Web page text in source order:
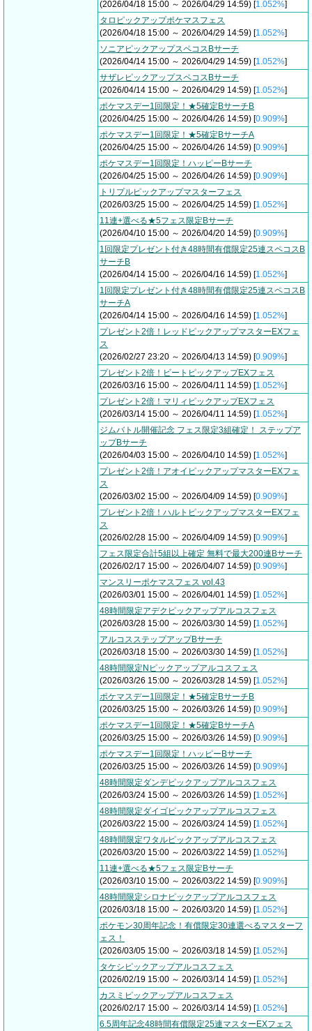
(2026/04/18 15:00 ～ 2026/04/29 14:59) [1.052%]
タロピックアップポケマスフェス
(2026/04/18 15:00 ～ 2026/04/29 14:59) [1.052%]
ソニアピックアップスペコスBサーチ
(2026/04/14 15:00 ～ 2026/04/29 14:59) [1.052%]
サザレピックアップスペコスBサーチ
(2026/04/14 15:00 ～ 2026/04/29 14:59) [1.052%]
ポケマスデー1回限定！★5確定BサーチB
(2026/04/25 15:00 ～ 2026/04/26 14:59) [0.909%]
ポケマスデー1回限定！★5確定BサーチA
(2026/04/25 15:00 ～ 2026/04/26 14:59) [0.909%]
ポケマスデー1回限定！ハッピーBサーチ
(2026/04/25 15:00 ～ 2026/04/26 14:59) [0.909%]
トリプルピックアップマスターフェス
(2026/03/25 15:00 ～ 2026/04/25 14:59) [1.052%]
11連+選べる★5フェス限定Bサーチ
(2026/04/10 15:00 ～ 2026/04/20 14:59) [0.909%]
1回限定プレゼント付き48時間有償限定25連スペコスB
サーチB
(2026/04/14 15:00 ～ 2026/04/16 14:59) [1.052%]
1回限定プレゼント付き48時間有償限定25連スペコスB
サーチA
(2026/04/14 15:00 ～ 2026/04/16 14:59) [1.052%]
プレゼント2倍！レッドピックアップマスターEXフェ
ス
(2026/02/27 23:20 ～ 2026/04/13 14:59) [0.909%]
プレゼント2倍！ビートピックアップEXフェス
(2026/03/16 15:00 ～ 2026/04/11 14:59) [1.052%]
プレゼント2倍！マリィピックアップEXフェス
(2026/03/14 15:00 ～ 2026/04/11 14:59) [1.052%]
ジムバトル開催記念 フェス限定3組確定！ ステップア
ップBサーチ
(2026/04/03 15:00 ～ 2026/04/10 14:59) [1.052%]
プレゼント2倍！アオイピックアップマスターEXフェ
ス
(2026/03/02 15:00 ～ 2026/04/09 14:59) [0.909%]
プレゼント2倍！ハルトピックアップマスターEXフェ
ス
(2026/02/28 15:00 ～ 2026/04/09 14:59) [0.909%]
フェス限定合計5組以上確定 無料で最大200連Bサーチ
(2026/02/17 15:00 ～ 2026/04/07 14:59) [0.909%]
マンスリーポケマスフェス vol.43
(2026/03/01 15:00 ～ 2026/04/01 14:59) [1.052%]
48時間限定アデクピックアップアルコスフェス
(2026/03/28 15:00 ～ 2026/03/30 14:59) [1.052%]
アルコスステップアップBサーチ
(2026/03/18 15:00 ～ 2026/03/30 14:59) [1.052%]
48時間限定Nピックアップアルコスフェス
(2026/03/26 15:00 ～ 2026/03/28 14:59) [1.052%]
ポケマスデー1回限定！★5確定BサーチB
(2026/03/25 15:00 ～ 2026/03/26 14:59) [0.909%]
ポケマスデー1回限定！★5確定BサーチA
(2026/03/25 15:00 ～ 2026/03/26 14:59) [0.909%]
ポケマスデー1回限定！ハッピーBサーチ
(2026/03/25 15:00 ～ 2026/03/26 14:59) [0.909%]
48時間限定ダンデピックアップアルコスフェス
(2026/03/24 15:00 ～ 2026/03/26 14:59) [1.052%]
48時間限定ダイゴピックアップアルコスフェス
(2026/03/22 15:00 ～ 2026/03/24 14:59) [1.052%]
48時間限定ワタルピックアップアルコスフェス
(2026/03/20 15:00 ～ 2026/03/22 14:59) [1.052%]
11連+選べる★5フェス限定Bサーチ
(2026/03/10 15:00 ～ 2026/03/22 14:59) [0.909%]
48時間限定シロナピックアップアルコスフェス
(2026/03/18 15:00 ～ 2026/03/20 14:59) [1.052%]
ポケモン30周年記念！有償限定30連選べるマスターフ
ェス！
(2026/03/05 15:00 ～ 2026/03/18 14:59) [1.052%]
タケシピックアップアルコスフェス
(2026/02/19 15:00 ～ 2026/03/14 14:59) [1.052%]
カスミピックアップアルコスフェス
(2026/02/17 15:00 ～ 2026/03/14 14:59) [1.052%]
6.5周年記念48時間有償限定25連マスターEXフェス